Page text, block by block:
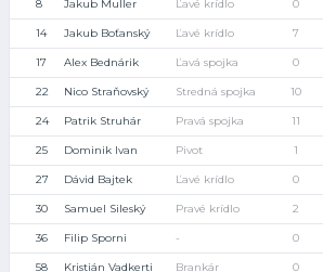
8 Jakub Muller Ľavé krídlo 0
14 Jakub Boťanský Ľavé krídlo 7
17 Alex Bednárik Ľavá spojka 0
22 Nico Straňovský Stredná spojka 10
24 Patrik Struhár Pravá spojka 11
25 Dominik Ivan Pivot 1
27 Dávid Bajtek Ľavé krídlo 0
30 Samuel Sileský Pravé krídlo 2
36 Filip Sporni - 0
58 Kristián Vadkerti Brankár 0